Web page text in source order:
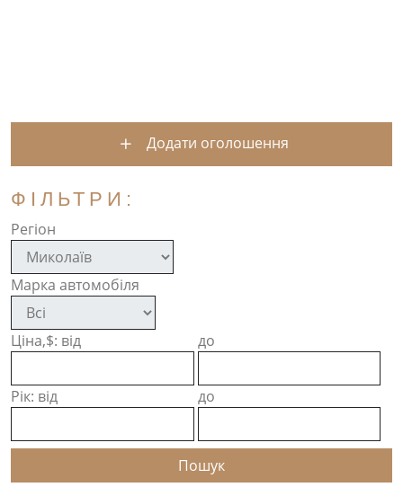
Додати оголошення
ФІЛЬТРИ:
Регіон
Марка автомобіля
Ціна,$: від до
Рік: від до